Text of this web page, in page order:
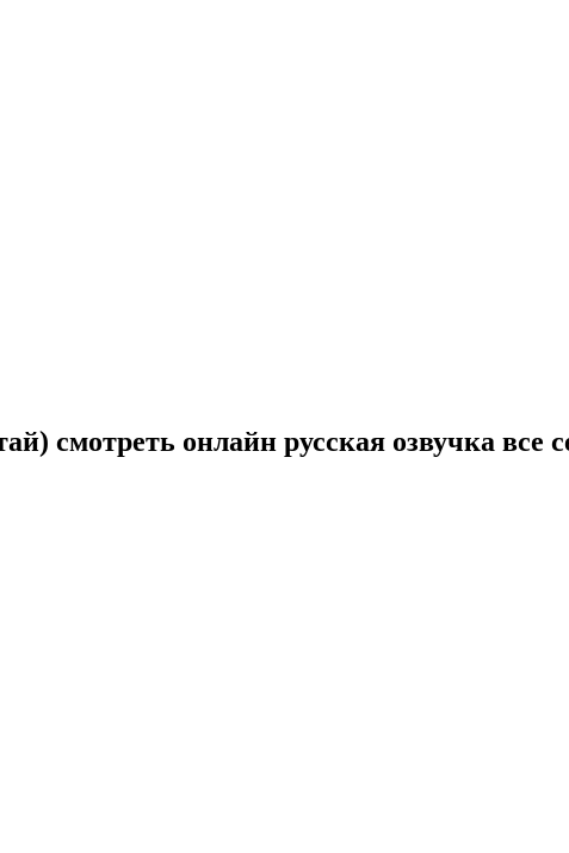
смотреть онлайн русская озвучка все